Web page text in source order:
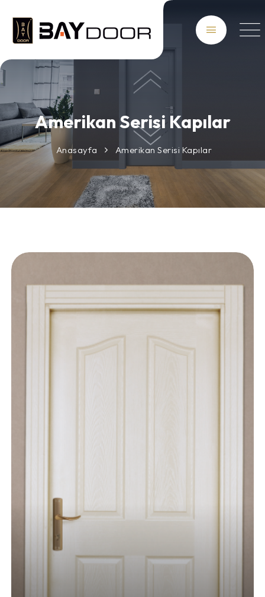
Amerikan Serisi Kapılar
Anasayfa Amerikan Serisi Kapılar